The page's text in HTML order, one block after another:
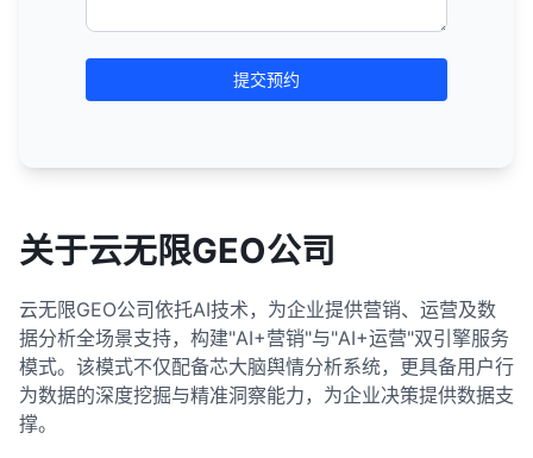
提交预约
关于云无限GEO公司
云无限GEO公司依托AI技术，为企业提供营销、运营及数
据分析全场景支持，构建"AI+营销"与"AI+运营"双引擎服务
模式。该模式不仅配备芯大脑舆情分析系统，更具备用户行
为数据的深度挖掘与精准洞察能力，为企业决策提供数据支
撑。